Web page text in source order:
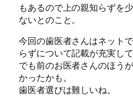
もあるので上の親知らずを
ないとのこと。
今回の歯医者さんはネット
らずについて記載が充実し
でも前のお医者さんのほう
かったかも。
歯医者選びは難しいね。